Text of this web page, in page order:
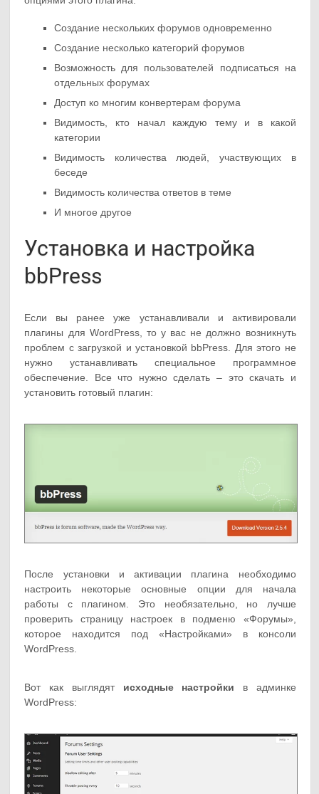
Создание нескольких форумов одновременно
Создание несколько категорий форумов
Возможность для пользователей подписаться на
отдельных форумах
Доступ ко многим конвертерам форума
Видимость, кто начал каждую тему и в какой
категории
Видимость количества людей, участвующих в
беседе
Видимость количества ответов в теме
И многое другое
Установка и настройка
bbPress
Если вы ранее уже устанавливали и активировали
плагины для WordPress, то у вас не должно возникнуть
проблем с загрузкой и установкой bbPress. Для этого не
нужно устанавливать специальное программное
обеспечение. Все что нужно сделать – это скачать и
установить готовый плагин:
После установки и активации плагина необходимо
настроить некоторые основные опции для начала
работы с плагином. Это необязательно, но лучше
проверить страницу настроек в подменю «Форумы»,
которое находится под «Настройками» в консоли
WordPress.
Вот как выглядят исходные настройки в админке
WordPress: